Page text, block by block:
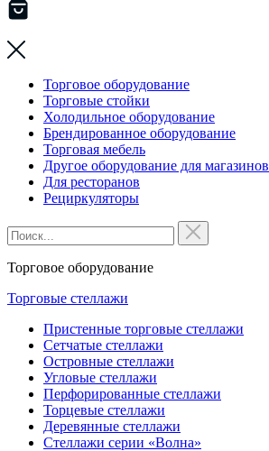
Торговое оборудование
Торговые стойки
Холодильное оборудование
Брендированное оборудование
Торговая мебель
Другое оборудование для магазинов
Для ресторанов
Рециркуляторы
Торговое оборудование
Торговые стеллажи
Пристенные торговые стеллажи
Сетчатые стеллажи
Островные стеллажи
Угловые стеллажи
Перфорированные стеллажи
Торцевые стеллажи
Деревянные стеллажи
Стеллажи серии «Волна»